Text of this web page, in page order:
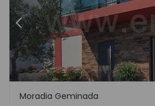
Anterior
São João das Lampas e
Moradia Geminada